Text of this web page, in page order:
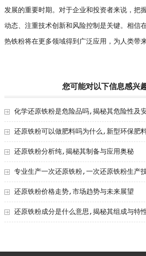
发展的重要时期。对于企业和投资者来说，把
动态、注重技术创新和风险控制是关键。相信
热铁粉将在更多领域得到广泛应用，为人类带
您可能对以下信息感兴
化学还原铁粉是危险品吗,揭秘其危险性及
法
还原铁粉可以做肥料吗为什么,新型环保肥
优势
还原铁粉分析纯,揭秘其制备与应用奥秘
专业生产一次还原铁粉,一次还原铁粉生产
工艺创新
还原铁粉价格走势,市场趋势与未来展望
还原铁粉成分是什么意思,揭秘其组成与特